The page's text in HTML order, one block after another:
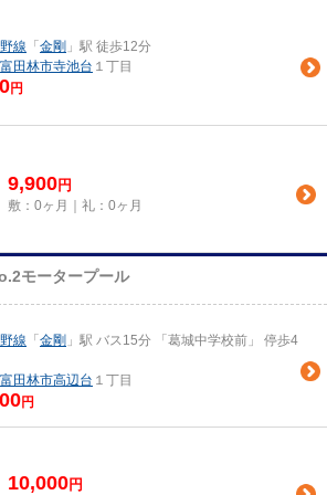
線 「 金剛 」駅 徒歩12分
富田林市寺池台 １丁目
円
9,900円
敷：0ヶ月｜礼：0ヶ月
モータープール
線 「 金剛 」駅 バス15分 「葛城中学校前」 停歩4
富田林市高辺台 １丁目
円
10,000円